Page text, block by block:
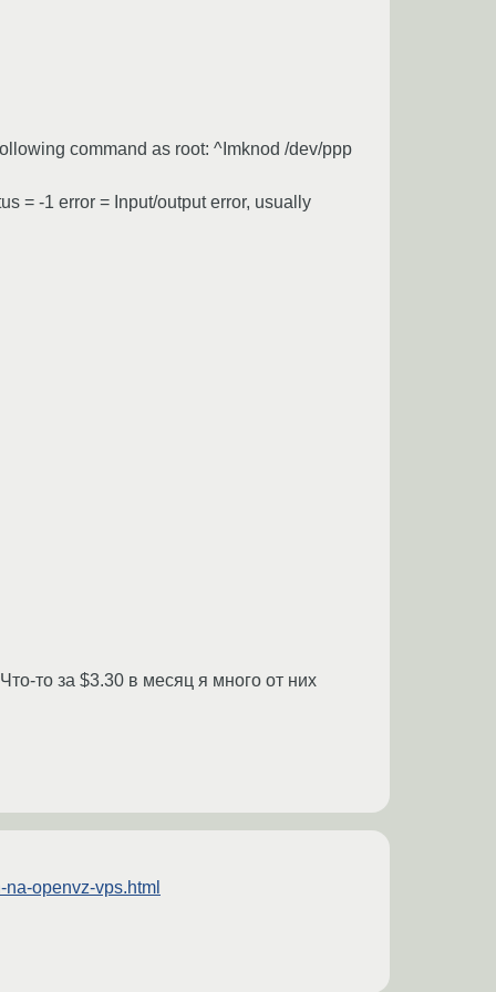
command as root: ^Imknod /dev/ppp
= -1 error = Input/output error, usually
то за $3.30 в месяц я много от них
openvz-vps.html